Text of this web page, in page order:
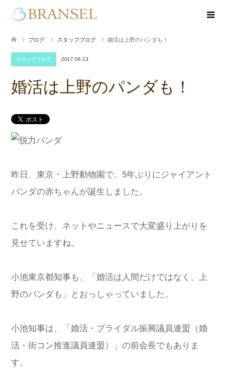
ブログ スタッフブログ 婚活は上野のパンダも！
スタッフブログ 2017.06.13
婚活は上野のパンダも！
昨日、東京・上野動物園で、5年ぶりにジャイアント
パンダの赤ちゃんが誕生しました。
これを受け、ネットやニュースで大変盛り上がりを
見せていますね。
小池東京都知事も、「婚活は人間だけではなく、上
野のパンダも」とおっしゃっていました。
小池知事は、「婚活・ブライダル振興議員連盟（婚
活・街コン推進議員連盟）」の前会長でもありま
す。